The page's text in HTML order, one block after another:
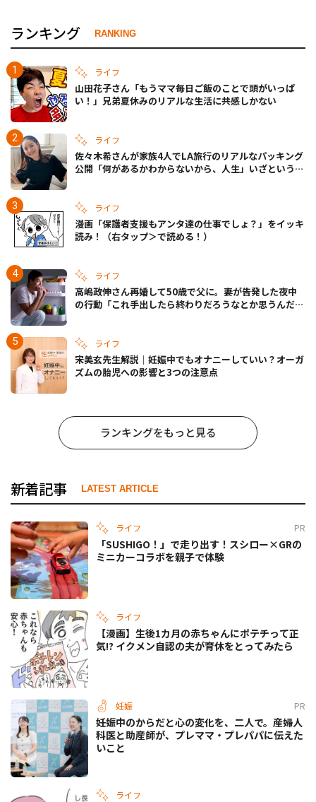
ランキング RANKING
ライフ
山田花子さん「もうママ毎日ご飯のことで頭がいっぱ
い！」兄弟夏休みのリアルな生活に共感しかない
ライフ
佐々木希さんが家族4人でLA旅行のリアルなパッキング
公開「何があるかわからないから、人生」いざというと
ライフ
漫画「保護者支援もアンタ達の仕事でしょ？」をイッキ
読み！（右タップ＞で読める！）
ライフ
高嶋政伸さん再婚して50歳で父に。妻が告発した夜中
の行動「これ手出したら終わりだろうなとか思うんだけ
ライフ
宋美玄先生解説｜妊娠中でもオナニーしていい？オーガ
ズムの胎児への影響と3つの注意点
ランキングをもっと見る
新着記事 LATEST ARTICLE
ライフ PR
「SUSHIGO！」で走り出す！スシロー×GRの
ミニカーコラボを親子で体験
ライフ
【漫画】生後1カ月の赤ちゃんにポテチって正
気!? イクメン自認の夫が育休をとってみたら
妊娠 PR
妊娠中のからだと心の変化を、二人で。産婦人
科医と助産師が、プレママ・プレパパに伝えた
いこと
ライフ